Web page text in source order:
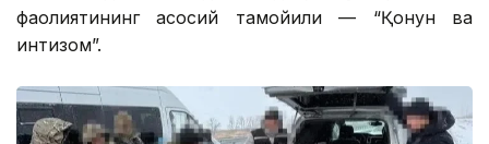
фаолиятининг асосий тамойили — “Қонун ва
интизом”.